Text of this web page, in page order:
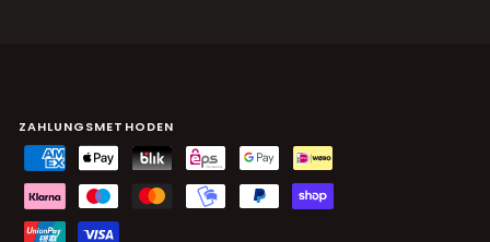
ZAHLUNGSMETHODEN